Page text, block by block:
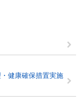
健康確保措置実施